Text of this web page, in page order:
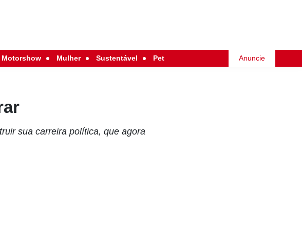
Motorshow Mulher Sustentável Pet Anuncie
sua carreira política, que agora